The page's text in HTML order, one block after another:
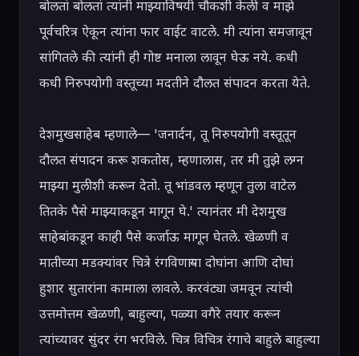
बोलतां बोलतां त्यांनी माझ्याविषयी चौकशी केली व माझे
पूर्वचरित्र ऐकून त्यांना फार वाईट वाटले. मी त्यांना समजावून
सांगितले की त्यांनी ही गोष्ट मनाला लावून घेऊ नये. कधी
कधी निरुपयोगी वस्तूच्या मदतीने दौलत संपादन करता येते.
देशमुखसाहेब म्हणाले— 'जनार्दन, तू निरुपयोगी वस्तूतून
दौलत संपादन करू शकतोस, म्हणालास, तर मी तुझे लग्न
माझ्या मुलीशी करून देतो. तू भांडवल म्हणून तुला वाटेल
तितके पैसे माझ्याकडून मागून घे.' त्यानंतर मी देशमुख
साहेबांकडून काही पैसे कर्जाऊ मागून घेतले. खेळणी व
मातीच्या मडक्यांवर चित्रे रंगविणाऱ्या दोघांना आणि दोघां
हुशार सुतारांना कामाला लावले. करवंट्या जमवून त्यांची
उत्तमोत्तम खेळणी, बाहुल्या, पळ्या वगैरे तयार करून
त्यांच्यावर सुंदर रंग भरविले. चित्र विचित्र रंगाचे बाहुले बाहुल्या